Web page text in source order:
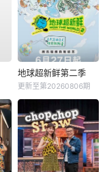
地球超新鲜第二季
更新至第20260806期